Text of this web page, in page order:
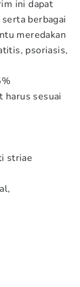
ini dapat
berbagai
meredakan
psoriasis,
harus sesuai
striae